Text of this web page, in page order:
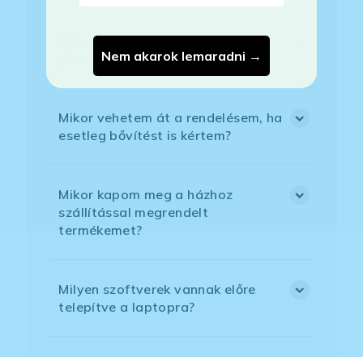
Mikor lesz készleten a laptop, ha
jelenleg nem elérhető?
Mikor vehetem át a rendelésem, ha
esetleg bővítést is kértem?
Mikor kapom meg a házhoz
szállítással megrendelt
termékemet?
Milyen szoftverek vannak előre
telepítve a laptopra?
Nem akarok lemaradni →